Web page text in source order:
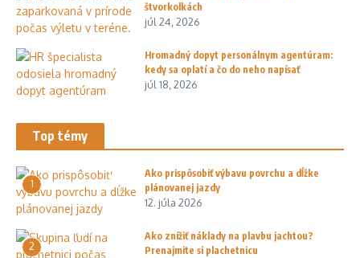
štvorkolkách
júl 24, 2026
Hromadný dopyt personálnym agentúram:
kedy sa oplatí a čo do neho napísať
júl 18, 2026
Top témy
1
Ako prispôsobiť výbavu povrchu a dĺžke
plánovanej jazdy
12. júla 2026
2
Ako znížiť náklady na plavbu jachtou?
Prenajmite si plachetnicu